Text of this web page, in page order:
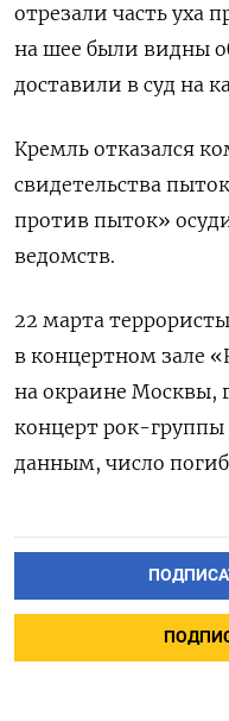
отрезали часть уха
на шее были видны
доставили в суд на
Кремль отказался
свидетельства
против пыток»
ведомств.
22 марта
в концертном зале
на окраине Москвы,
концерт рок-
данным, число